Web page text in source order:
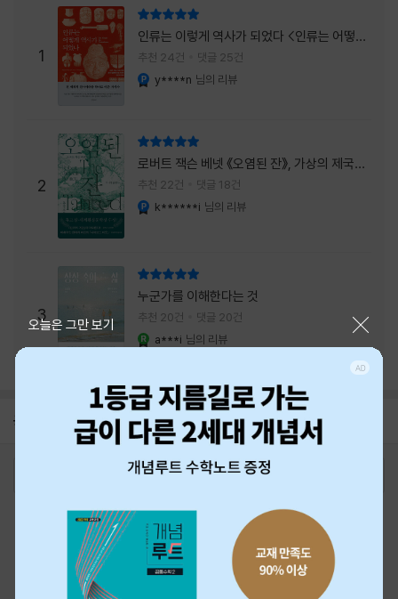
까 「등껍질」의 세계에서 사람들은 저마다 다른
등껍질을 달고 살아간다. 몸의 일부이면서 한
사람을 표현하는 수단
1
인류는 이렇게 역사가 되었다 <인류는 어떻게
역사가 되었나>
추천 24건 댓글 25건
y****n 님의 리뷰
2
로버트 잭슨 베넷 《오염된 잔》, 가상의 제국이
주는 실감과 미스터리 사건의 치밀함이 이루어
내는 최상의 시너지...
추천 22건 댓글 18건
k******i 님의 리뷰
3
누군가를 이해한다는 것
추천 20건 댓글 20건
a***i 님의 리뷰
공지 26년 NBCI 수상 안내
오늘은 그만 보기
최근 본 상품
고객센터 1544-3800 티켓 1544-6399
중고샵 1566-4295
eBook 1:1문의/채팅상담
예스이십사(주) 사업자 정보
이용약관
청소년보호정책